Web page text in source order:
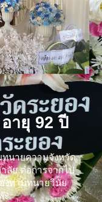
ายุ 92 ปี
ทนายความจังหวัด
ลัย ต่อการจากไป
งท่านทนายวินัย
ะ